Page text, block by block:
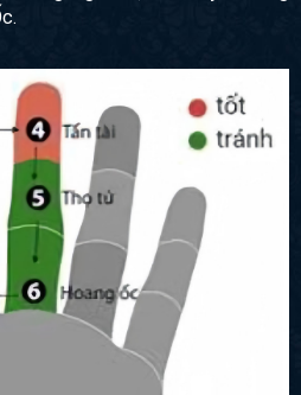
vào năm 2025 tính tuổi mụ là 47